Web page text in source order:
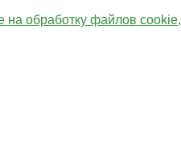
на обработку файлов cookie,